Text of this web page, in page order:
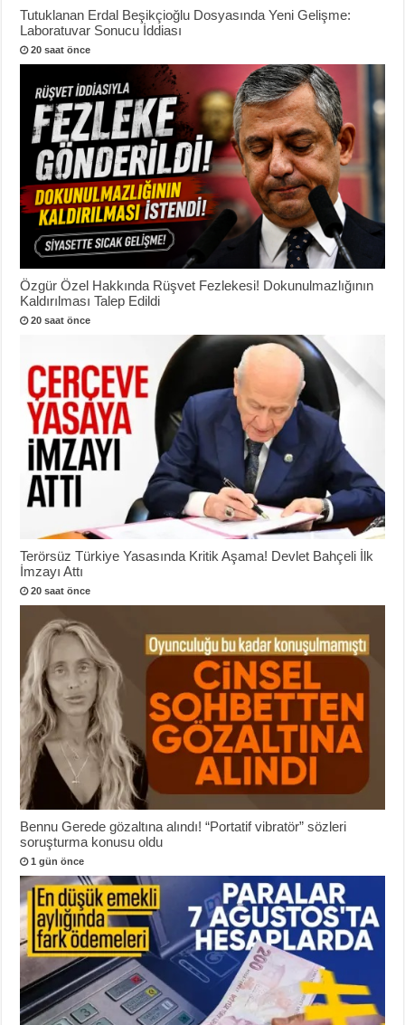
Tutuklanan Erdal Beşikçioğlu Dosyasında Yeni Gelişme:
Laboratuvar Sonucu İddiası
20 saat önce
Özgür Özel Hakkında Rüşvet Fezlekesi! Dokunulmazlığının
Kaldırılması Talep Edildi
20 saat önce
Terörsüz Türkiye Yasasında Kritik Aşama! Devlet Bahçeli İlk
İmzayı Attı
20 saat önce
Bennu Gerede gözaltına alındı! “Portatif vibratör” sözleri
soruşturma konusu oldu
1 gün önce